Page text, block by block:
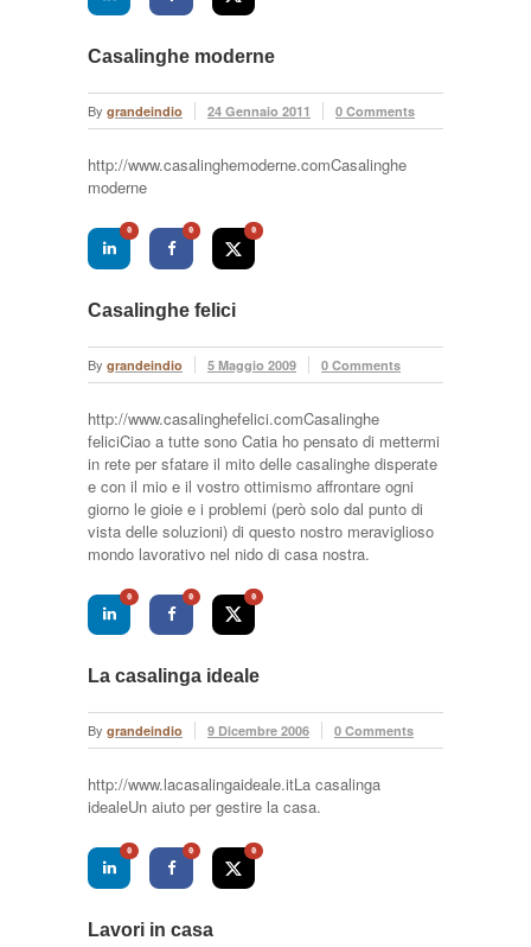
Casalinghe moderne
By grandeindio 24 Gennaio 2011 0 Comments
http://www.casalinghemoderne.comCasalinghe
moderne
0 0 0
Casalinghe felici
By grandeindio 5 Maggio 2009 0 Comments
http://www.casalinghefelici.comCasalinghe
feliciCiao a tutte sono Catia ho pensato di mettermi
in rete per sfatare il mito delle casalinghe disperate
e con il mio e il vostro ottimismo affrontare ogni
giorno le gioie e i problemi (però solo dal punto di
vista delle soluzioni) di questo nostro meraviglioso
mondo lavorativo nel nido di casa nostra.
0 0 0
La casalinga ideale
By grandeindio 9 Dicembre 2006 0 Comments
http://www.lacasalingaideale.itLa casalinga
idealeUn aiuto per gestire la casa.
0 0 0
Lavori in casa